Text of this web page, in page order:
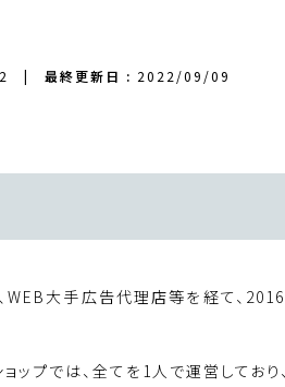
| 最終更新日 : 2022/09/09
大手広告代理店等を経て、2016
プでは、全てを1人で運営しており